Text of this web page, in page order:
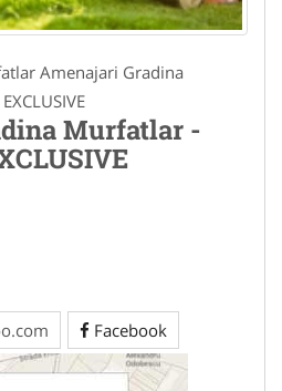
Amenajari Gradina
Murfatlar -
Facebook